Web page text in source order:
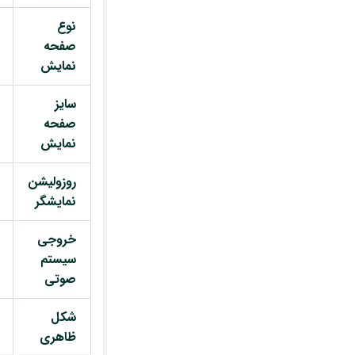
نوع
صفحه
نمایش
سایز
صفحه
نمایش
روزولیشن
نمایشگر
خروجی
سیستم
صوتی
شکل
ظاهری